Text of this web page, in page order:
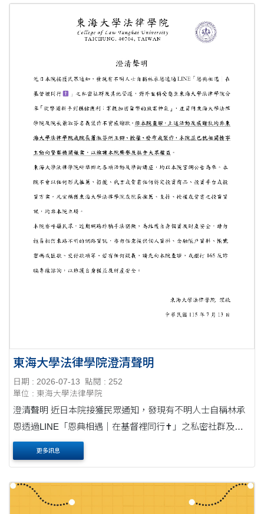
東海大學法律學院澄清聲明
日期 : 2026-07-13
點閱 : 252
單位 : 東海大學法律學院
澄清聲明 近日本院接獲民眾通知，發現有不明人士自稱林承
恩透過LINE「恩典相遇｜在基督裡同行✝️」之私密社群及其
他管道，對外宣稱受邀至東海大學法律學院分享「從幣圈新
手到穩健獲利：掌握加密貨幣的致富神氣....
更多訊息